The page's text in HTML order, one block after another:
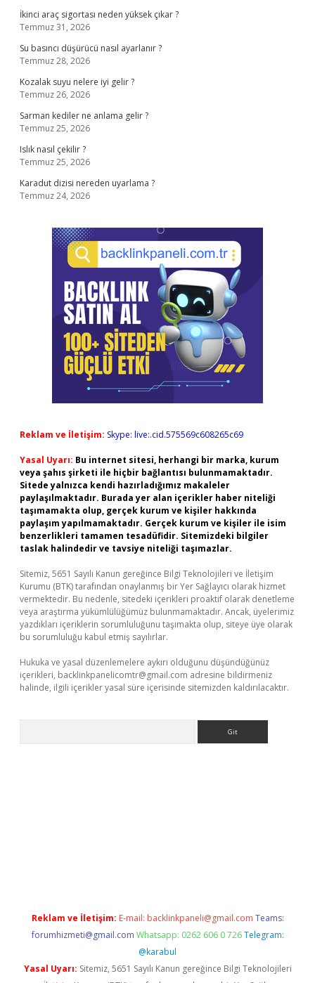
İkinci araç sigortası neden yüksek çıkar ?
Temmuz 31, 2026
Su basıncı düşürücü nasıl ayarlanır ?
Temmuz 28, 2026
Kozalak suyu nelere iyi gelir ?
Temmuz 26, 2026
Sarman kediler ne anlama gelir ?
Temmuz 25, 2026
Islık nasıl çekilir ?
Temmuz 25, 2026
Karadut dizisi nereden uyarlama ?
Temmuz 24, 2026
Reklam ve İletişim: Skype: live:.cid.575569c608265c69
Yasal Uyarı: Bu internet sitesi, herhangi bir marka, kurum
veya şahıs şirketi ile hiçbir bağlantısı bulunmamaktadır.
Sitede yalnızca kendi hazırladığımız makaleler
paylaşılmaktadır. Burada yer alan içerikler haber niteliği
taşımamakta olup, gerçek kurum ve kişiler hakkında
paylaşım yapılmamaktadır. Gerçek kurum ve kişiler ile isim
benzerlikleri tamamen tesadüfidir. Sitemizdeki bilgiler
taslak halindedir ve tavsiye niteliği taşımazlar.
Sitemiz, 5651 Sayılı Kanun gereğince Bilgi Teknolojileri ve İletişim
Kurumu (BTK) tarafından onaylanmış bir Yer Sağlayıcı olarak hizmet
vermektedir. Bu nedenle, sitedeki içerikleri proaktif olarak denetleme
veya araştırma yükümlülüğümüz bulunmamaktadır. Ancak, üyelerimiz
yazdıkları içeriklerin sorumluluğunu taşımakta olup, siteye üye olarak
bu sorumluluğu kabul etmiş sayılırlar.
Hukuka ve yasal düzenlemelere aykırı olduğunu düşündüğünüz
içerikleri, backlinkpanelicomtr@gmail.com adresine bildirmeniz
halinde, ilgili içerikler yasal süre içerisinde sitemizden kaldırılacaktır.
Reklam ve İletişim: E-mail: backlinkpaneli@gmail.com Teams:
forumhizmeti@gmail.com Whatsapp: 0262 606 0 726 Telegram:
@karabul
Yasal Uyarı: Sitemiz, 5651 Sayılı Kanun gereğince Bilgi Teknolojileri